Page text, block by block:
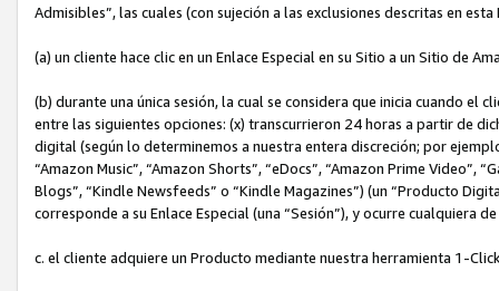
Admisibles”, las cuales (con sujeción a las exclusiones descritas en
(a) un cliente hace clic en un Enlace Especial en su Sitio a un Sitio de
(b) durante una única sesión, la cual se considera que inicia cuando el
entre las siguientes opciones: (x) transcurrieron 24 horas a partir de
digital (según lo determinemos a nuestra entera discreción; por
“Amazon Music”, “Amazon Shorts”, “eDocs”, “Amazon Prime Video”,
Blogs”, “Kindle Newsfeeds” o “Kindle Magazines”) (un “Producto
corresponde a su Enlace Especial (una “Sesión”), y ocurre cualquiera
c. el cliente adquiere un Producto mediante nuestra herramienta 1-